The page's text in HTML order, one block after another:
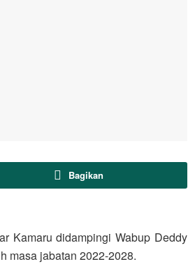
Bagikan
Kamaru didampingi Wabup Deddy
masa jabatan 2022-2028.